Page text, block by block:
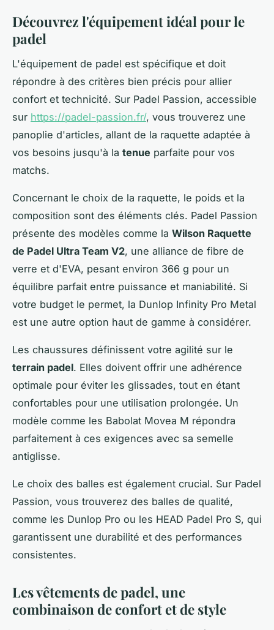
Découvrez l'équipement idéal pour le
padel
L'équipement de padel est spécifique et doit
répondre à des critères bien précis pour allier
confort et technicité. Sur Padel Passion, accessible
sur https://padel-passion.fr/, vous trouverez une
panoplie d'articles, allant de la raquette adaptée à
vos besoins jusqu'à la tenue parfaite pour vos
matchs.
Concernant le choix de la raquette, le poids et la
composition sont des éléments clés. Padel Passion
présente des modèles comme la Wilson Raquette
de Padel Ultra Team V2, une alliance de fibre de
verre et d'EVA, pesant environ 366 g pour un
équilibre parfait entre puissance et maniabilité. Si
votre budget le permet, la Dunlop Infinity Pro Metal
est une autre option haut de gamme à considérer.
Les chaussures définissent votre agilité sur le
terrain padel. Elles doivent offrir une adhérence
optimale pour éviter les glissades, tout en étant
confortables pour une utilisation prolongée. Un
modèle comme les Babolat Movea M répondra
parfaitement à ces exigences avec sa semelle
antiglisse.
Le choix des balles est également crucial. Sur Padel
Passion, vous trouverez des balles de qualité,
comme les Dunlop Pro ou les HEAD Padel Pro S, qui
garantissent une durabilité et des performances
consistentes.
Les vêtements de padel, une
combinaison de confort et de style